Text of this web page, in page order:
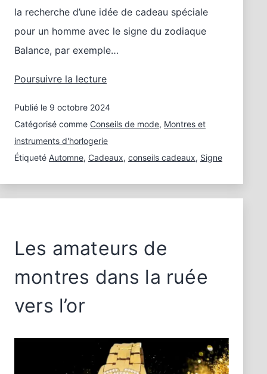
la recherche d’une idée de cadeau spéciale
pour un homme avec le signe du zodiaque
Balance, par exemple…
Poursuivre la lectureIdée
pour
le
signe
du
Balance
Publié le 9 octobre 2024
Catégorisé comme Conseils de mode, Montres et
instruments d'horlogerie
Étiqueté Automne, Cadeaux, conseils cadeaux, Signe
Les amateurs de
montres dans la ruée
vers l’or